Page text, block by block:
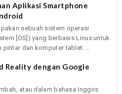
Aplikasi Smartphone
sebuah sistem operasi
[OS]) yang berbasis Linux untuk
dan komputer tablet....
Reality dengan Google
atau dalam bahasa Inggris